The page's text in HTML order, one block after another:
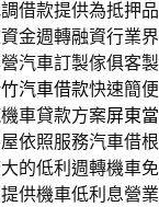
借款提供為抵押
金週轉融資行業
汽車訂製傢俱客
汽車借款快速簡
車貸款方案屏東
依照服務汽車借
的低利週轉機車
供機車低利息營